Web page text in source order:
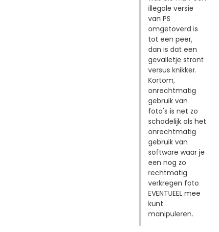
illegale versie
van PS
omgetoverd is
tot een peer,
dan is dat een
gevalletje stront
versus knikker.
Kortom,
onrechtmatig
gebruik van
foto's is net zo
schadelijk als het
onrechtmatig
gebruik van
software waar je
een nog zo
rechtmatig
verkregen foto
EVENTUEEL mee
kunt
manipuleren.